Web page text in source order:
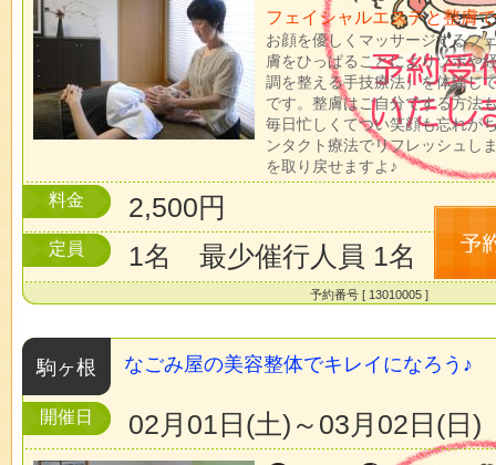
フェイシャルエステと整膚
お顔を優しくマッサージするフ
膚をひっぱることによりツボや
調を整える手技療法）を体験し
です。整膚はご自分でする方法
毎日忙しくてつい笑顔も忘れが
ンタクト療法でリフレッシュし
を取り戻せますよ♪
料金 2,500円
定員 1名 最少催行人員 1名
予約番号 [ 13010005 ]
駒ヶ根 なごみ屋の美容整体でキレイになろう♪
開催日 02月01日(土)～03月02日(日)